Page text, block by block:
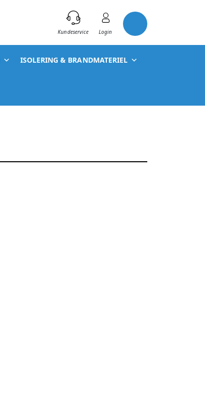
Kundeservice Login
ISOLERING & BRANDMATERIEL